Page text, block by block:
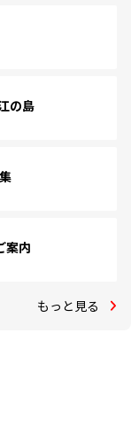
の島
案内
もっと見る